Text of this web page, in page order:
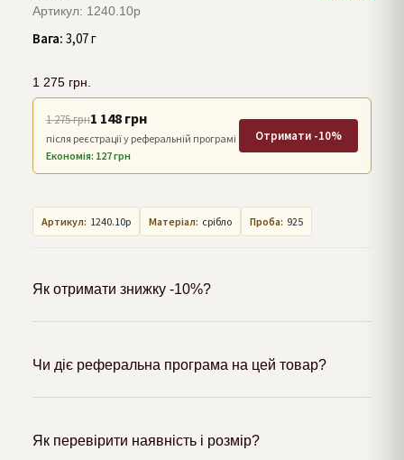
Артикул: 1240.10р
Вага: 3,07 г
1 275 грн.
1 275 грн1 148 грн
після реєстрації у реферальній програмі
Економія: 127 грн
Отримати -10%
Артикул: 1240.10р Матеріал: срібло Проба: 925
Як отримати знижку -10%?
Чи діє реферальна програма на цей товар?
Як перевірити наявність і розмір?